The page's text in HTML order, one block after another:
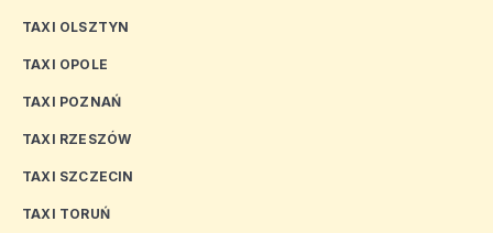
TAXI OLSZTYN
TAXI OPOLE
TAXI POZNAŃ
TAXI RZESZÓW
TAXI SZCZECIN
TAXI TORUŃ